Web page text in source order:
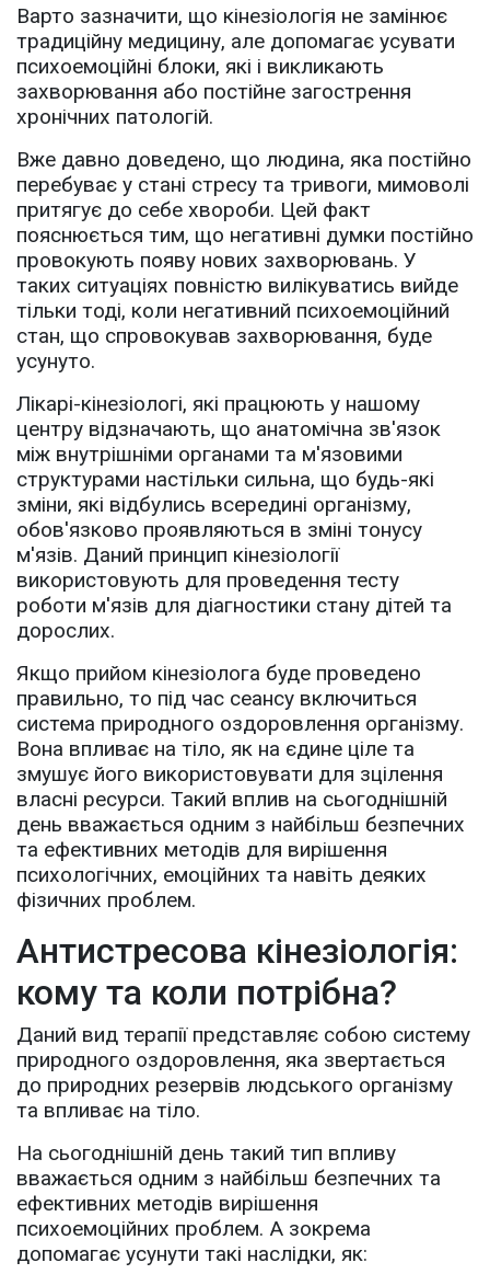
Варто зазначити, що кінезіологія не замінює
традиційну медицину, але допомагає усувати
психоемоційні блоки, які і викликають
захворювання або постійне загострення
хронічних патологій.
Вже давно доведено, що людина, яка постійно
перебуває у стані стресу та тривоги, мимоволі
притягує до себе хвороби. Цей факт
пояснюється тим, що негативні думки постійно
провокують появу нових захворювань. У
таких ситуаціях повністю вилікуватись вийде
тільки тоді, коли негативний психоемоційний
стан, що спровокував захворювання, буде
усунуто.
Лікарі-кінезіологі, які працюють у нашому
центру відзначають, що анатомічна зв'язок
між внутрішніми органами та м'язовими
структурами настільки сильна, що будь-які
зміни, які відбулись всередині організму,
обов'язково проявляються в зміні тонусу
м'язів. Даний принцип кінезіології
використовують для проведення тесту
роботи м'язів для діагностики стану дітей та
дорослих.
Якщо прийом кінезіолога буде проведено
правильно, то під час сеансу включиться
система природного оздоровлення організму.
Вона впливає на тіло, як на єдине ціле та
змушує його використовувати для зцілення
власні ресурси. Такий вплив на сьогоднішній
день вважається одним з найбільш безпечних
та ефективних методів для вирішення
психологічних, емоційних та навіть деяких
фізичних проблем.
Антистресова кінезіологія:
кому та коли потрібна?
Даний вид терапії представляє собою систему
природного оздоровлення, яка звертається
до природних резервів людського організму
та впливає на тіло.
На сьогоднішній день такий тип впливу
вважається одним з найбільш безпечних та
ефективних методів вирішення
психоемоційних проблем. А зокрема
допомагає усунути такі наслідки, як: